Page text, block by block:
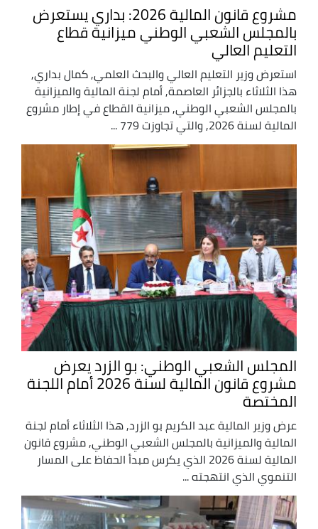
مشروع قانون المالية 2026: بداري يستعرض
بالمجلس الشعبي الوطني ميزانية قطاع
التعليم العالي
استعرض وزير التعليم العالي والبحث العلمي, كمال بداري,
هذا الثلاثاء بالجزائر العاصمة, أمام لجنة المالية والميزانية
بالمجلس الشعبي الوطني, ميزانية القطاع في إطار مشروع
المالية لسنة 2026, والتي تجاوزت 779 ...
المجلس الشعبي الوطني: بو الزرد يعرض
مشروع قانون المالية لسنة 2026 أمام اللجنة
المختصة
عرض وزير المالية عبد الكريم بو الزرد, هذا الثلاثاء أمام لجنة
المالية والميزانية بالمجلس الشعبي الوطني, مشروع قانون
المالية لسنة 2026 الذي يكرس مبدأ الحفاظ على المسار
التنموي الذي انتهجته ...